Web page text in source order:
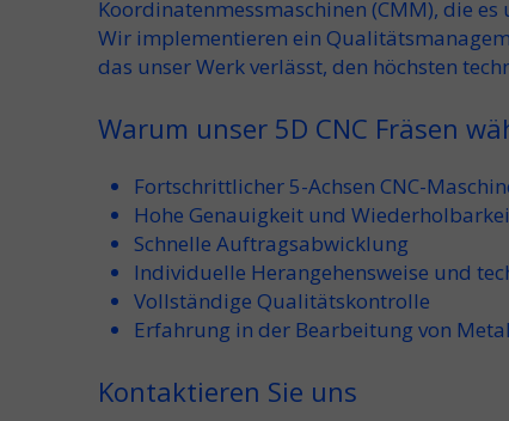
Koordinatenmessmaschinen (CMM), die
Wir implementieren ein
das unser Werk verlässt, den höchsten
Warum unser 5D CNC Fräsen
Fortschrittlicher 5-Achsen CNC-
Hohe Genauigkeit und
Schnelle Auftragsabwicklung
Individuelle Herangehensweise und
Vollständige Qualitätskontrolle
Erfahrung in der Bearbeitung von
Kontaktieren Sie uns